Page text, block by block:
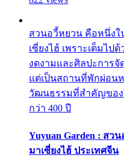
สวนอวี้หยวน คือหนึ่ง
เซี่ยงไฮ้ เพราะเต็มไ
งดงามและศิลปะการ
แต่เป็นสถานที่พักผ่อน
วัฒนธรรมที่สำคัญของ
กว่า 400 ปี
Yuyuan Garden : สว
มาเซี่ยงไฮ้ ประเทศจีน